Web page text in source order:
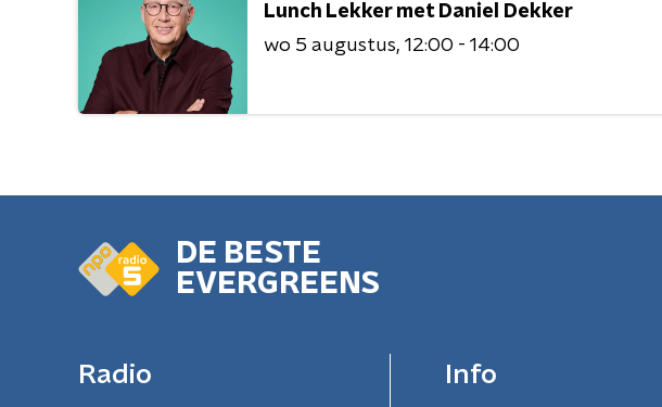
Lunch Lekker met Daniel Dekker
wo 5 augustus 12:00 - 14:00
DE BESTE
EVERGREENS
Radio Info